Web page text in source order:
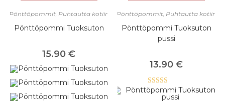
Pönttöpommit, Puhtautta kotiin
Pönttöpommi Tuoksuton
15.90 €
Pönttöpommit, Puhtautta kotiin
Pönttöpommi Tuoksuton
pussi
13.90 €
Arvostelu